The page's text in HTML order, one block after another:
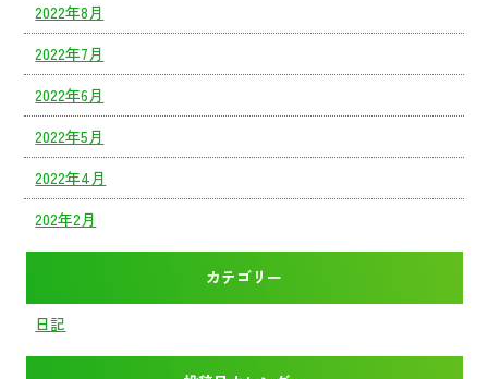
2022年8月
2022年7月
2022年6月
2022年5月
2022年4月
202年2月
カテゴリー
日記